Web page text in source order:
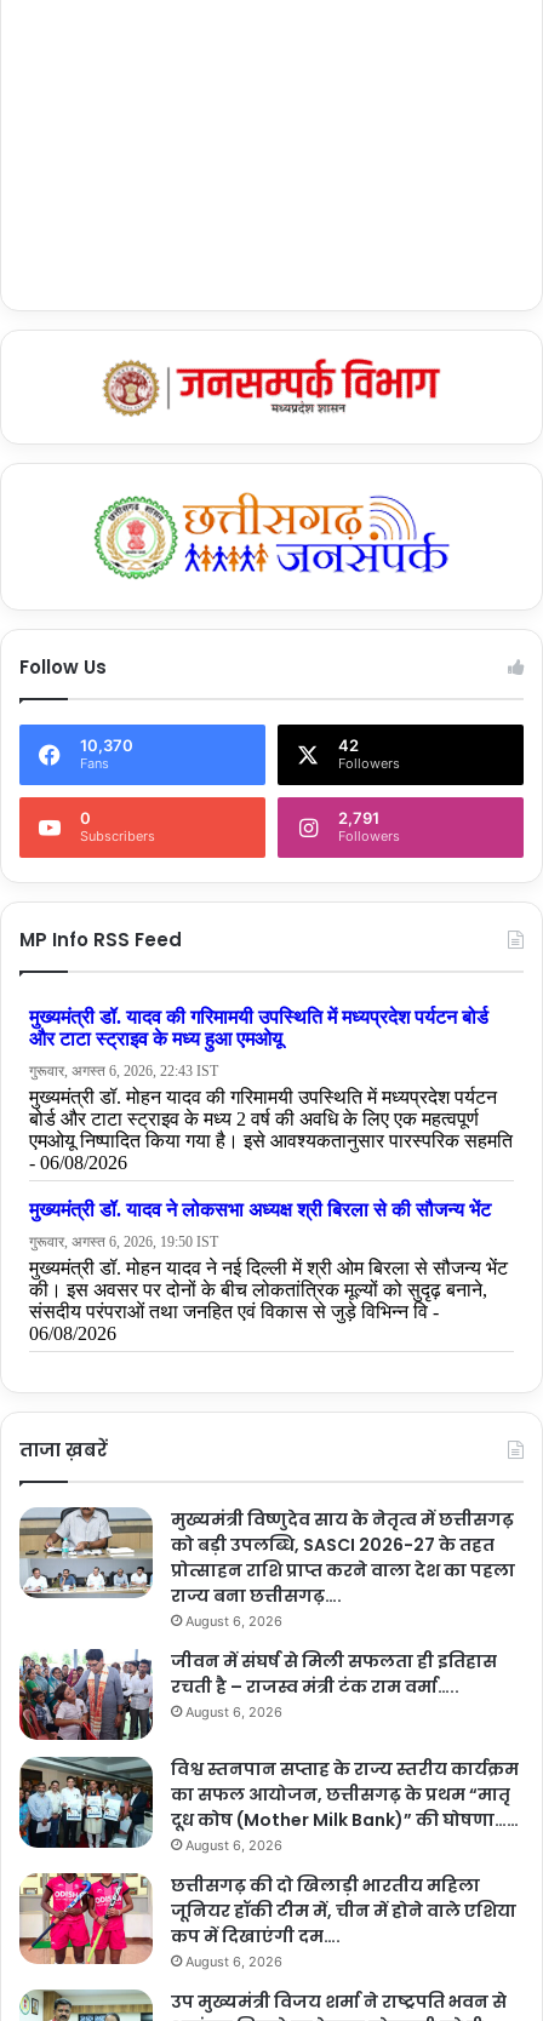
Follow Us
10,370
Fans
42
Followers
0
Subscribers
2,791
Followers
MP Info RSS Feed
ताजा ख़बरें
मुख्यमंत्री विष्णुदेव साय के नेतृत्व में छत्तीसगढ़
को बड़ी उपलब्धि, SASCI 2026-27 के तहत
प्रोत्साहन राशि प्राप्त करने वाला देश का पहला
राज्य बना छत्तीसगढ़….
August 6, 2026
जीवन में संघर्ष से मिली सफलता ही इतिहास
रचती है – राजस्व मंत्री टंक राम वर्मा…..
August 6, 2026
विश्व स्तनपान सप्ताह के राज्य स्तरीय कार्यक्रम
का सफल आयोजन, छत्तीसगढ़ के प्रथम “मातृ
दूध कोष (Mother Milk Bank)” की घोषणा……
August 6, 2026
छत्तीसगढ़ की दो खिलाड़ी भारतीय महिला
जूनियर हॉकी टीम में, चीन में होने वाले एशिया
कप में दिखाएंगी दम….
August 6, 2026
उप मुख्यमंत्री विजय शर्मा ने राष्ट्रपति भवन से